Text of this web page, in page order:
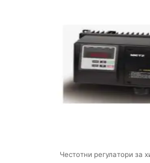
Честотни регулатори за